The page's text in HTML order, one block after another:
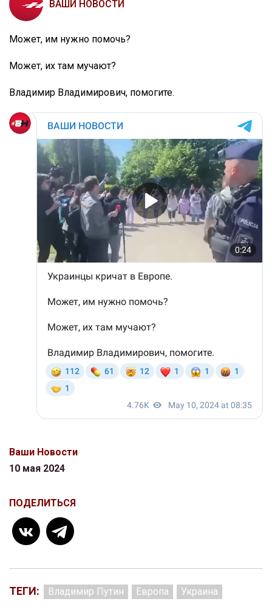
ВАШИ НОВОСТИ
Может, им нужно помочь?
Может, их там мучают?
Владимир Владимирович, помогите.
Ваши Новости
10 мая 2024
ПОДЕЛИТЬСЯ
ТЕГИ: Владимир Путин Европа Украина